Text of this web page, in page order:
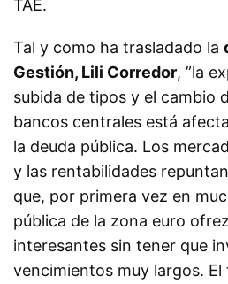
TAE.
Tal y como ha trasladado la
Gestión, Lili Corredor, ”la
subida de tipos y el cambio
bancos centrales está
la deuda pública. Los
y las rentabilidades repunta
que, por primera vez en
pública de la zona euro
interesantes sin tener que
vencimientos muy largos.